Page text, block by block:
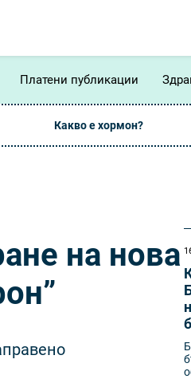
Платени публикации
Какво е хормон?
на нова